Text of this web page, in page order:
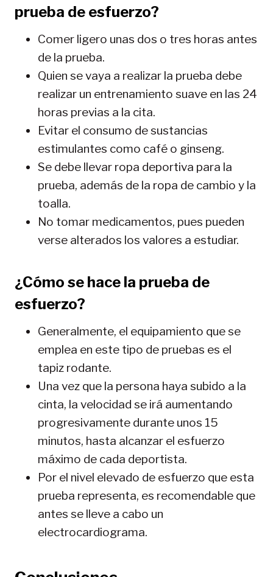
prueba de esfuerzo?
Comer ligero unas dos o tres horas antes
de la prueba.
Quien se vaya a realizar la prueba debe
realizar un entrenamiento suave en las 24
horas previas a la cita.
Evitar el consumo de sustancias
estimulantes como café o ginseng.
Se debe llevar ropa deportiva para la
prueba, además de la ropa de cambio y la
toalla.
No tomar medicamentos, pues pueden
verse alterados los valores a estudiar.
¿Cómo se hace la prueba de
esfuerzo?
Generalmente, el equipamiento que se
emplea en este tipo de pruebas es el
tapiz rodante.
Una vez que la persona haya subido a la
cinta, la velocidad se irá aumentando
progresivamente durante unos 15
minutos, hasta alcanzar el esfuerzo
máximo de cada deportista.
Por el nivel elevado de esfuerzo que esta
prueba representa, es recomendable que
antes se lleve a cabo un
electrocardiograma.